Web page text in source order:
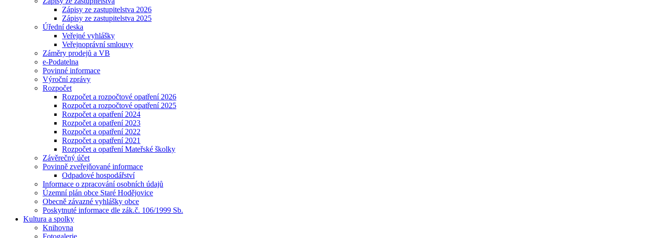
Zápisy ze zastupitelstva 2026
Zápisy ze zastupitelstva 2025
Úřední deska
Veřejné vyhlášky
Veřejnoprávní smlouvy
Záměry prodejů a VB
e-Podatelna
Povinné informace
Výroční zprávy
Rozpočet
Rozpočet a rozpočtové opatření 2026
Rozpočet a rozpočtové opatření 2025
Rozpočet a opatření 2024
Rozpočet a opatření 2023
Rozpočet a opatření 2022
Rozpočet a opatření 2021
Rozpočet a opatření Mateřské školky
Závěrečný účet
Povinně zveřejňované informace
Odpadové hospodářství
Informace o zpracování osobních údajů
Územní plán obce Staré Hodějovice
Obecně závazné vyhlášky obce
Poskytnuté informace dle zák.č. 106/1999 Sb.
Kultura a spolky
Knihovna
Fotogalerie